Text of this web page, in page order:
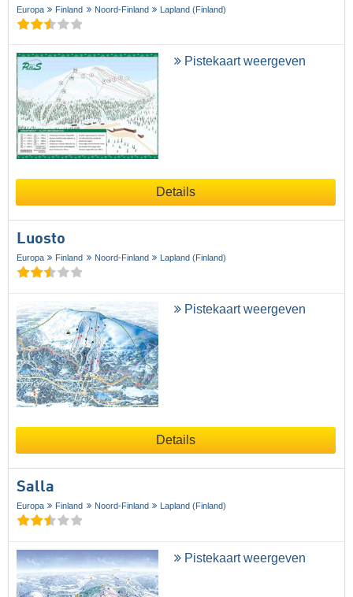
Europa Finland Noord-Finland Lapland (Finland)
Pistekaart weergeven
Details
Luosto
Europa Finland Noord-Finland Lapland (Finland)
Pistekaart weergeven
Details
Salla
Europa Finland Noord-Finland Lapland (Finland)
Pistekaart weergeven